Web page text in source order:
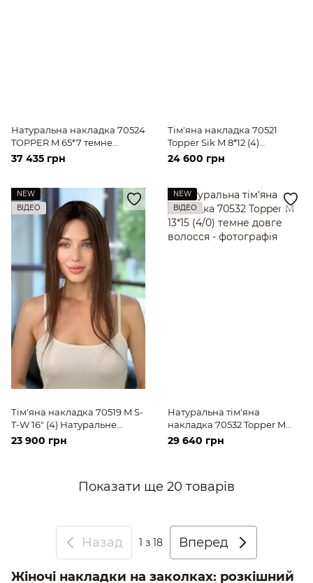
Натуральна накладка 70524
TOPPER M 65*7 темне
волосся середньої довжини
37 435 грн
Тім'яна накладка 70521
Topper Sik M 8*12 (4)
Натуральне бургунді
волосся середньої довжини
24 600 грн
NEW
ВІДЕО
Тім'яна накладка 70519 M S-
T-W 16" (4) Натуральне
темне довге волосся
23 900 грн
NEW
ВІДЕО
Натуральна тім'яна
накладка 70532 Topper M
13*15 (4/0) темне довге
29 640 грн
Показати ще 20 товарів
Назад 1 з 18 Вперед
Жіночі накладки на заколках: розкішний